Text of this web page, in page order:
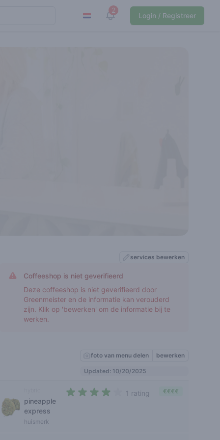
2
View notifications
Login / Registreer
services bewerken
Coffeeshop is niet geverifieerd
Deze coffeeshop is niet geverifieerd door
Greenmeister en de informatie kan verouderd
zijn. Klik op 'bewerken' om de informatie bij te
werken.
foto van menu delen bewerken
Updated: 10/20/2025
pineapple
express
huismerk
1 rating €€€€